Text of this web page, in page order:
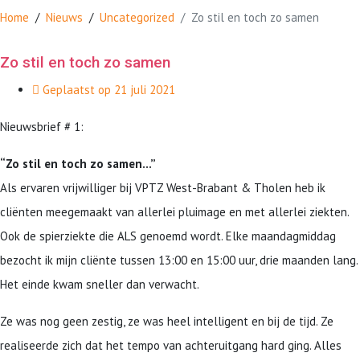
Home Nieuws Uncategorized Zo stil en toch zo samen
Zo stil en toch zo samen
Geplaatst op 21 juli 2021
Nieuwsbrief # 1:
“Zo stil en toch zo samen…”
Als ervaren vrijwilliger bij VPTZ West-Brabant & Tholen heb ik
cliënten meegemaakt van allerlei pluimage en met allerlei ziekten.
Ook de spierziekte die ALS genoemd wordt. Elke maandagmiddag
bezocht ik mijn cliënte tussen 13:00 en 15:00 uur, drie maanden lang.
Het einde kwam sneller dan verwacht.
Ze was nog geen zestig, ze was heel intelligent en bij de tijd. Ze
realiseerde zich dat het tempo van achteruitgang hard ging. Alles